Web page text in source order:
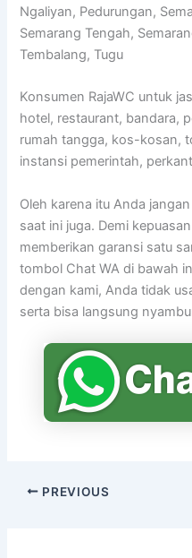
Ngaliyan, Pedurungan,
Semarang Tengah,
Tembalang, Tugu
Konsumen RajaWC untuk
hotel, restaurant, bandara,
rumah tangga, kos-kosan,
instansi pemerintah,
Oleh karena itu Anda
saat ini juga. Demi
memberikan garansi satu
tombol Chat WA di bawah
dengan kami, Anda tidak
serta bisa langsung
PREVIOUS